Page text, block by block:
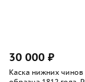
30 000 ₽
Каска нижних